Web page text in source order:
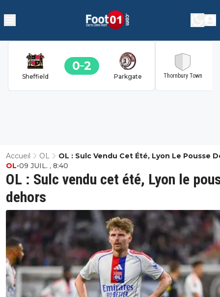
Sheffield
0 2
Parkgate Thornbury Town
Accueil OL OL : Sulc Vendu Cet Été, Lyon Le Pousse
OL : Sulc vendu cet été, Lyon le
dehors
OL•09 JUIL. , 8:40